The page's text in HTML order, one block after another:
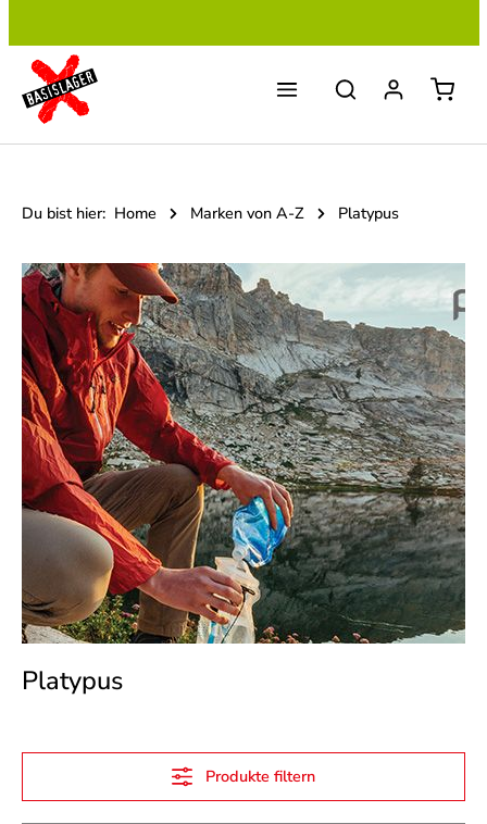
Du bist hier: Home Marken von A-Z Platypus
Platypus
Produkte filtern